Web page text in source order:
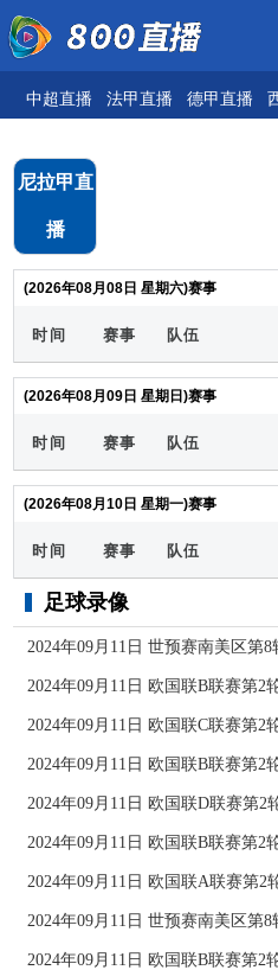
中超直播 法甲直播 德甲直播
尼拉甲直
播
(2026年08月08日 星期六)赛事
时间 赛事 队伍
(2026年08月09日 星期日)赛事
时间 赛事 队伍
(2026年08月10日 星期一)赛事
时间 赛事 队伍
足球录像
2024年09月11日 世预赛南美区第
2024年09月11日 欧国联B联赛第2
2024年09月11日 欧国联B联赛第2
2024年09月11日 欧国联D联赛第2
2024年09月11日 欧国联A联赛第2
2024年09月11日 世预赛南美区第
2024年09月11日 欧国联B联赛第2